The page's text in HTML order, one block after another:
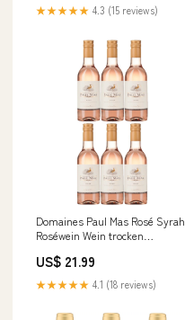
★★★★★ 4.3 (15 reviews)
Domaines Paul Mas Rosé Syrah
Roséwein Wein trocken
US$ 21.99
★★★★★ 4.1 (18 reviews)